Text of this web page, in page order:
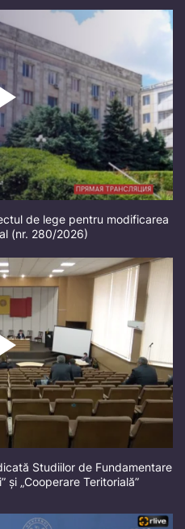
de lege pentru modificarea
(nr. 280/2026)
Studiilor de Fundamentare
și „Cooperare Teritorială”